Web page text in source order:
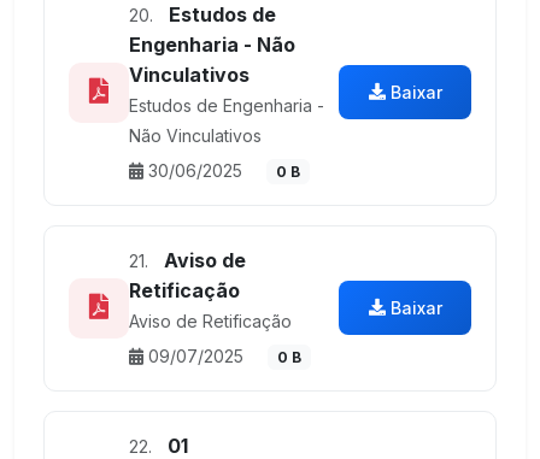
20.
Estudos de
Engenharia - Não
Vinculativos
Estudos de Engenharia -
Não Vinculativos
30/06/2025
0 B
Baixar
21.
Aviso de
Retificação
Aviso de Retificação
09/07/2025
0 B
Baixar
22.
01